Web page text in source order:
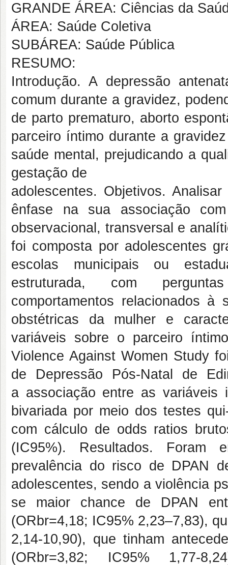
GRANDE ÁREA: Ciências da
ÁREA: Saúde Coletiva
SUBÁREA: Saúde Pública
RESUMO:
Introdução. A depressão
comum durante a gravidez,
de parto prematuro, aborto
parceiro íntimo durante a
saúde mental, prejudicando a
gestação de
adolescentes. Objetivos.
ênfase na sua associação
observacional, transversal e
foi composta por adolescentes
escolas municipais ou
estruturada, com
comportamentos relacionados à
obstétricas da mulher e
variáveis sobre o parceiro
Violence Against Women Study
de Depressão Pós-Natal de
a associação entre as variáveis
bivariada por meio dos testes
com cálculo de odds ratios
(IC95%). Resultados. Foram
prevalência do risco de DPAN
adolescentes, sendo a violência
se maior chance de DPAN
(ORbr=4,18; IC95% 2,23–7,83),
2,14-10,90), que tinham
(ORbr=3,82; IC95% 1,77-